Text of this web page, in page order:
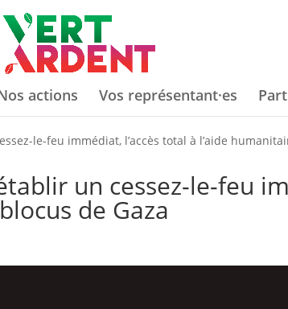
actions Vos représentant·es
le-feu immédiat, l’accès total à l’aide
un cessez-le-feu
de Gaza